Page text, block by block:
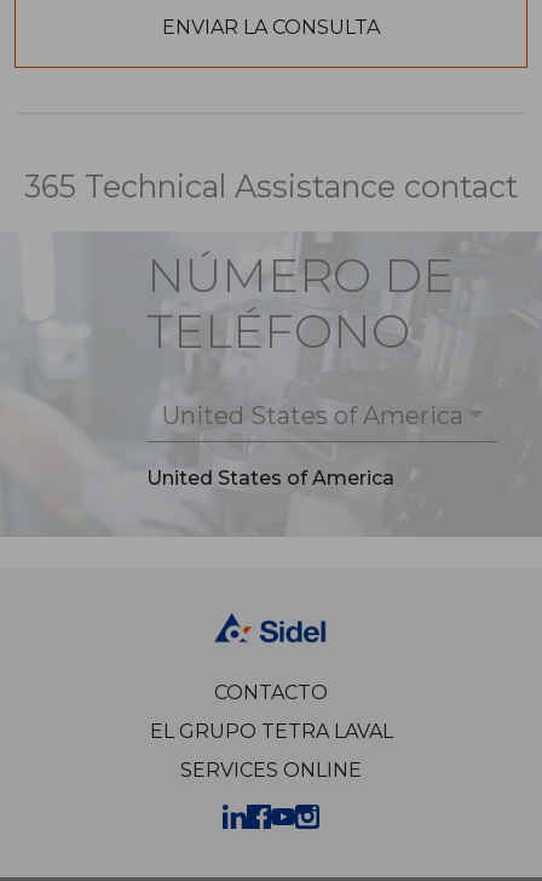
365 Technical Assistance contact
NÚMERO DE
TELÉFONO
United States of America
United States of America
CONTACTO
EL GRUPO TETRA LAVAL
SERVICES ONLINE